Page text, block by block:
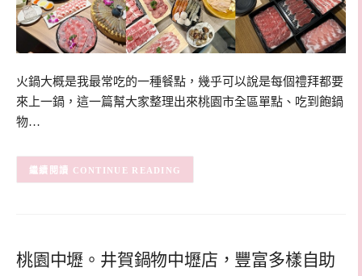
火鍋大概是我最常吃的一種餐點，幾乎可以說是每個禮拜都要
來上一鍋，這一篇幫大家整理出來桃園市全區單點、吃到飽鍋
物…
CONTINUE READING
桃園中壢。井賀鍋物中壢店，豐富多樣自助